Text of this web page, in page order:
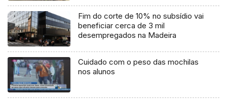
Fim do corte de 10% no subsídio vai
beneficiar cerca de 3 mil
desempregados na Madeira
Cuidado com o peso das mochilas
nos alunos